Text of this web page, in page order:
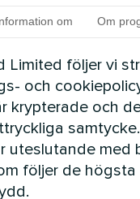
eller
så hjälper vi dig
om Om
Limited följer vi
och
krypterade och
uteslutande med
följer de